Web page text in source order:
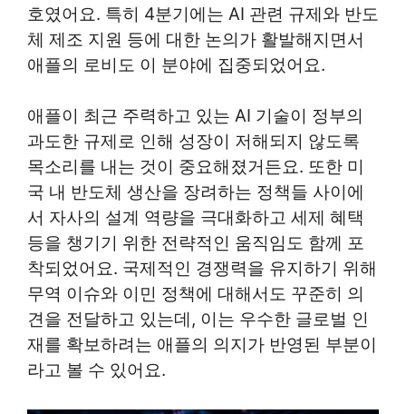
호였어요. 특히 4분기에는 AI 관련 규제와 반도
체 제조 지원 등에 대한 논의가 활발해지면서
애플의 로비도 이 분야에 집중되었어요.
애플이 최근 주력하고 있는 AI 기술이 정부의
과도한 규제로 인해 성장이 저해되지 않도록
목소리를 내는 것이 중요해졌거든요. 또한 미
국 내 반도체 생산을 장려하는 정책들 사이에
서 자사의 설계 역량을 극대화하고 세제 혜택
등을 챙기기 위한 전략적인 움직임도 함께 포
착되었어요. 국제적인 경쟁력을 유지하기 위해
무역 이슈와 이민 정책에 대해서도 꾸준히 의
견을 전달하고 있는데, 이는 우수한 글로벌 인
재를 확보하려는 애플의 의지가 반영된 부분이
라고 볼 수 있어요.